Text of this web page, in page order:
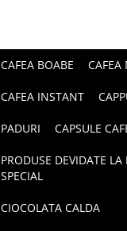
CAFEA BOABE CAFEA
CAFEA INSTANT
PADURI CAPSULE
PRODUSE DEVIDATE LA
SPECIAL
CIOCOLATA CALDA